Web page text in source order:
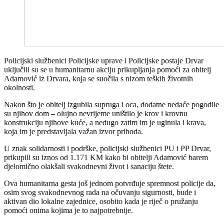
Policijski službenici Policijske uprave i Policijske postaje Drvar
uključili su se u humanitarnu akciju prikupljanja pomoći za obitelj
Adamović iz Drvara, koja se suočila s nizom teških životnih
okolnosti.
Nakon što je obitelj izgubila supruga i oca, dodatne nedaće pogodile
su njihov dom – olujno nevrijeme uništilo je krov i krovnu
konstrukciju njihove kuće, a nedugo zatim im je uginula i krava,
koja im je predstavljala važan izvor prihoda.
U znak solidarnosti i podrške, policijski službenici PU i PP Drvar,
prikupili su iznos od 1.171 KM kako bi obitelji Adamović barem
djelomično olakšali svakodnevni život i sanaciju štete.
Ova humanitarna gesta još jednom potvrđuje spremnost policije da,
osim svog svakodnevnog rada na očuvanju sigurnosti, bude i
aktivan dio lokalne zajednice, osobito kada je riječ o pružanju
pomoći onima kojima je to najpotrebnije.